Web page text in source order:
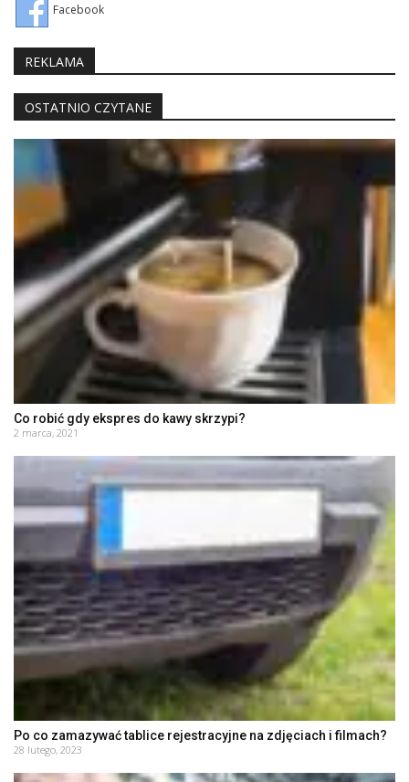
Facebook
REKLAMA
OSTATNIO CZYTANE
Co robić gdy ekspres do kawy skrzypi?
2 marca, 2021
Po co zamazywać tablice rejestracyjne na zdjęciach i filmach?
28 lutego, 2023